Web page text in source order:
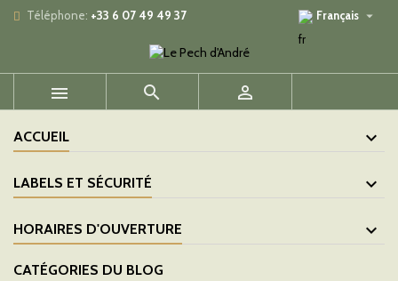
Téléphone: +33 6 07 49 49 37 Français 
  
ACCUEIL
LABELS ET SÉCURITÉ
HORAIRES D'OUVERTURE
CATÉGORIES DU BLOG